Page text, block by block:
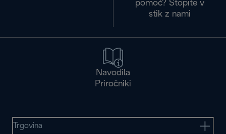
pomoč? Stopite v
stik z nami
Navodila
Priročniki
Trgovina